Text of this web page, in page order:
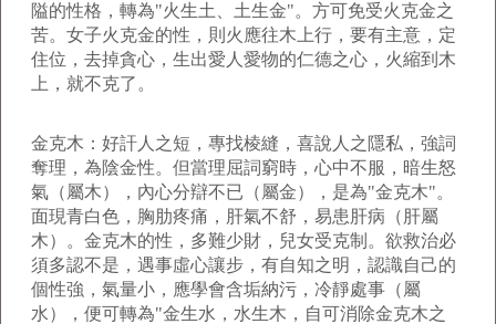
隘的性格，轉為"火生土、土生金"。方可免受火克金之
苦。女子火克金的性，則火應往木上行，要有主意，定
住位，去掉貪心，生出愛人愛物的仁德之心，火縮到木
上，就不克了。
金克木：好訐人之短，專找棱縫，喜說人之隱私，強詞
奪理，為陰金性。但當理屈詞窮時，心中不服，暗生怒
氣（屬木），內心分辯不已（屬金），是為"金克木"。
面現青白色，胸肋疼痛，肝氣不舒，易患肝病（肝屬
木）。金克木的性，多難少財，兒女受克制。欲救治必
須多認不是，遇事虛心讓步，有自知之明，認識自己的
個性強，氣量小，應學會含垢納污，冷靜處事（屬
水），便可轉為"金生水，水生木，自可消除金克木之